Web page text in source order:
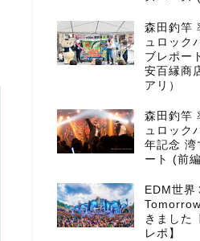
森田釣竿
ュロック
ブレポー
安百縁商
アリ）
森田釣竿
ュロック
年記念 湾
ート (前編
EDM世界
きました
レポ】